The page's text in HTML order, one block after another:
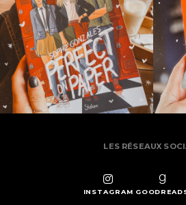
LES RÉSEAUX
INSTAGRAM